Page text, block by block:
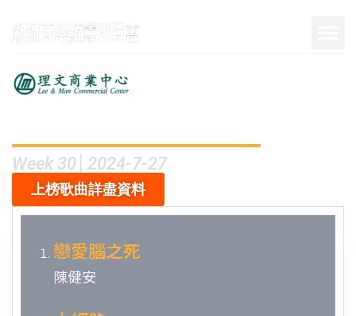
Week 30│2024-7-27
上榜歌曲詳盡資料
戀愛腦之死
陳健安